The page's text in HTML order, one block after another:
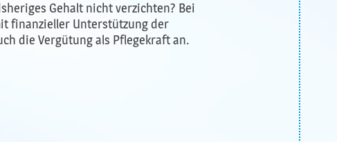
Gehalt nicht verzichten? Bei
finanzieller Unterstützung der
die Vergütung als Pflegekraft an.